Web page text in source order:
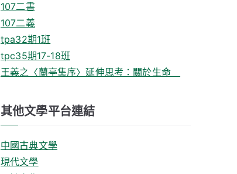
107二書
107二義
tpa32期1班
tpc35期17-18班
王義之〈蘭亭集序〉延伸思考：關於生命
其他文學平台連結
中國古典文學
現代文學